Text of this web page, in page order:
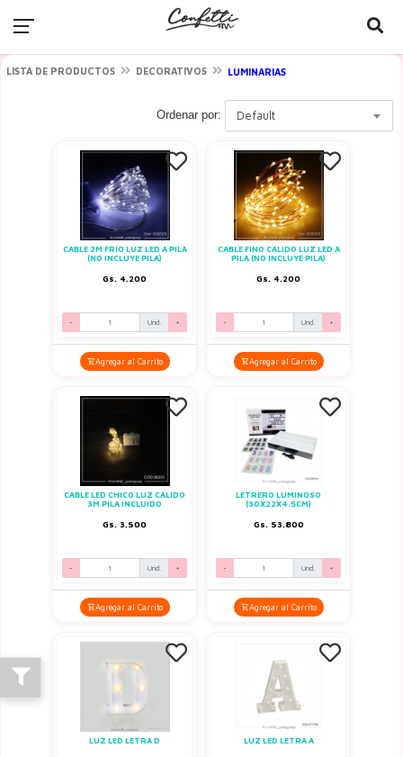
LISTA DE PRODUCTOS DECORATIVOS LUMINARIAS
Ordenar por: Default
CABLE 2M FRIO LUZ LED A PILA
(NO INCLUYE PILA)
Gs. 4.200
- Und. +
Agregar al Carrito
CABLE FINO CALIDO LUZ LED A
PILA (NO INCLUYE PILA)
Gs. 4.200
- Und. +
Agregar al Carrito
CABLE LED CHICO LUZ CALIDO
3M PILA INCLUIDO
Gs. 3.500
- Und. +
Agregar al Carrito
LETRERO LUMINOSO
(30X22X4.5CM)
Gs. 53.800
- Und. +
Agregar al Carrito
LUZ LED LETRA D LUZ LED LETRA A